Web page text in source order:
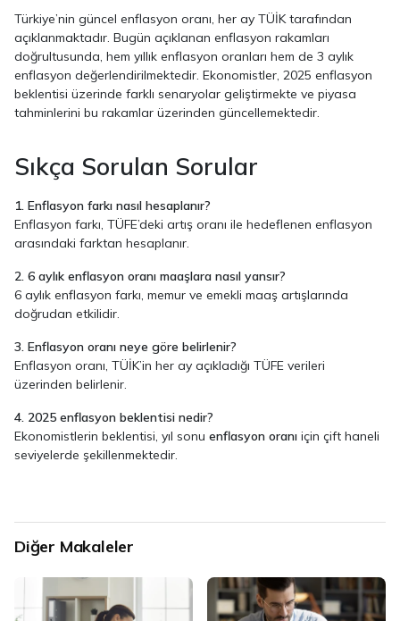
Türkiye’nin güncel enflasyon oranı, her ay TÜİK tarafından
açıklanmaktadır. Bugün açıklanan enflasyon rakamları
doğrultusunda, hem yıllık enflasyon oranları hem de 3 aylık
enflasyon değerlendirilmektedir. Ekonomistler, 2025 enflasyon
beklentisi üzerinde farklı senaryolar geliştirmekte ve piyasa
tahminlerini bu rakamlar üzerinden güncellemektedir.
Sıkça Sorulan Sorular
1. Enflasyon farkı nasıl hesaplanır?
Enflasyon farkı, TÜFE’deki artış oranı ile hedeflenen enflasyon
arasındaki farktan hesaplanır.
2. 6 aylık enflasyon oranı maaşlara nasıl yansır?
6 aylık enflasyon farkı, memur ve emekli maaş artışlarında
doğrudan etkilidir.
3. Enflasyon oranı neye göre belirlenir?
Enflasyon oranı, TÜİK’in her ay açıkladığı TÜFE verileri
üzerinden belirlenir.
4. 2025 enflasyon beklentisi nedir?
Ekonomistlerin beklentisi, yıl sonu enflasyon oranı için çift haneli
seviyelerde şekillenmektedir.
Diğer Makaleler